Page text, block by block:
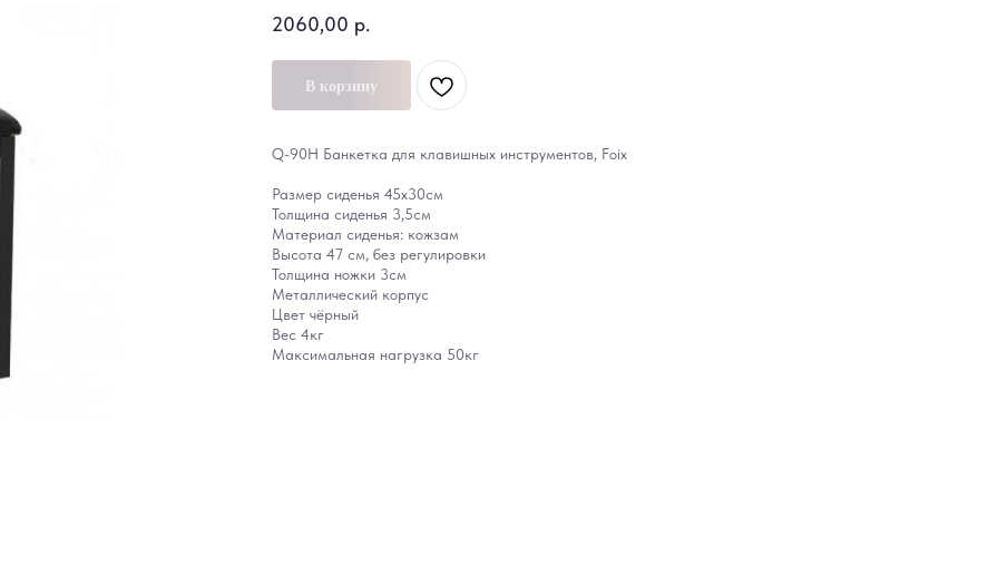
2060,00 р.
В корзину
Q-90H Банкетка для клавишных инструментов, Foix
Размер сиденья 45х30см
Толщина сиденья 3,5см
Материал сиденья: кожзам
Высота 47 см, без регулировки
Толщина ножки 3см
Металлический корпус
Цвет чёрный
Вес 4кг
Максимальная нагрузка 50кг